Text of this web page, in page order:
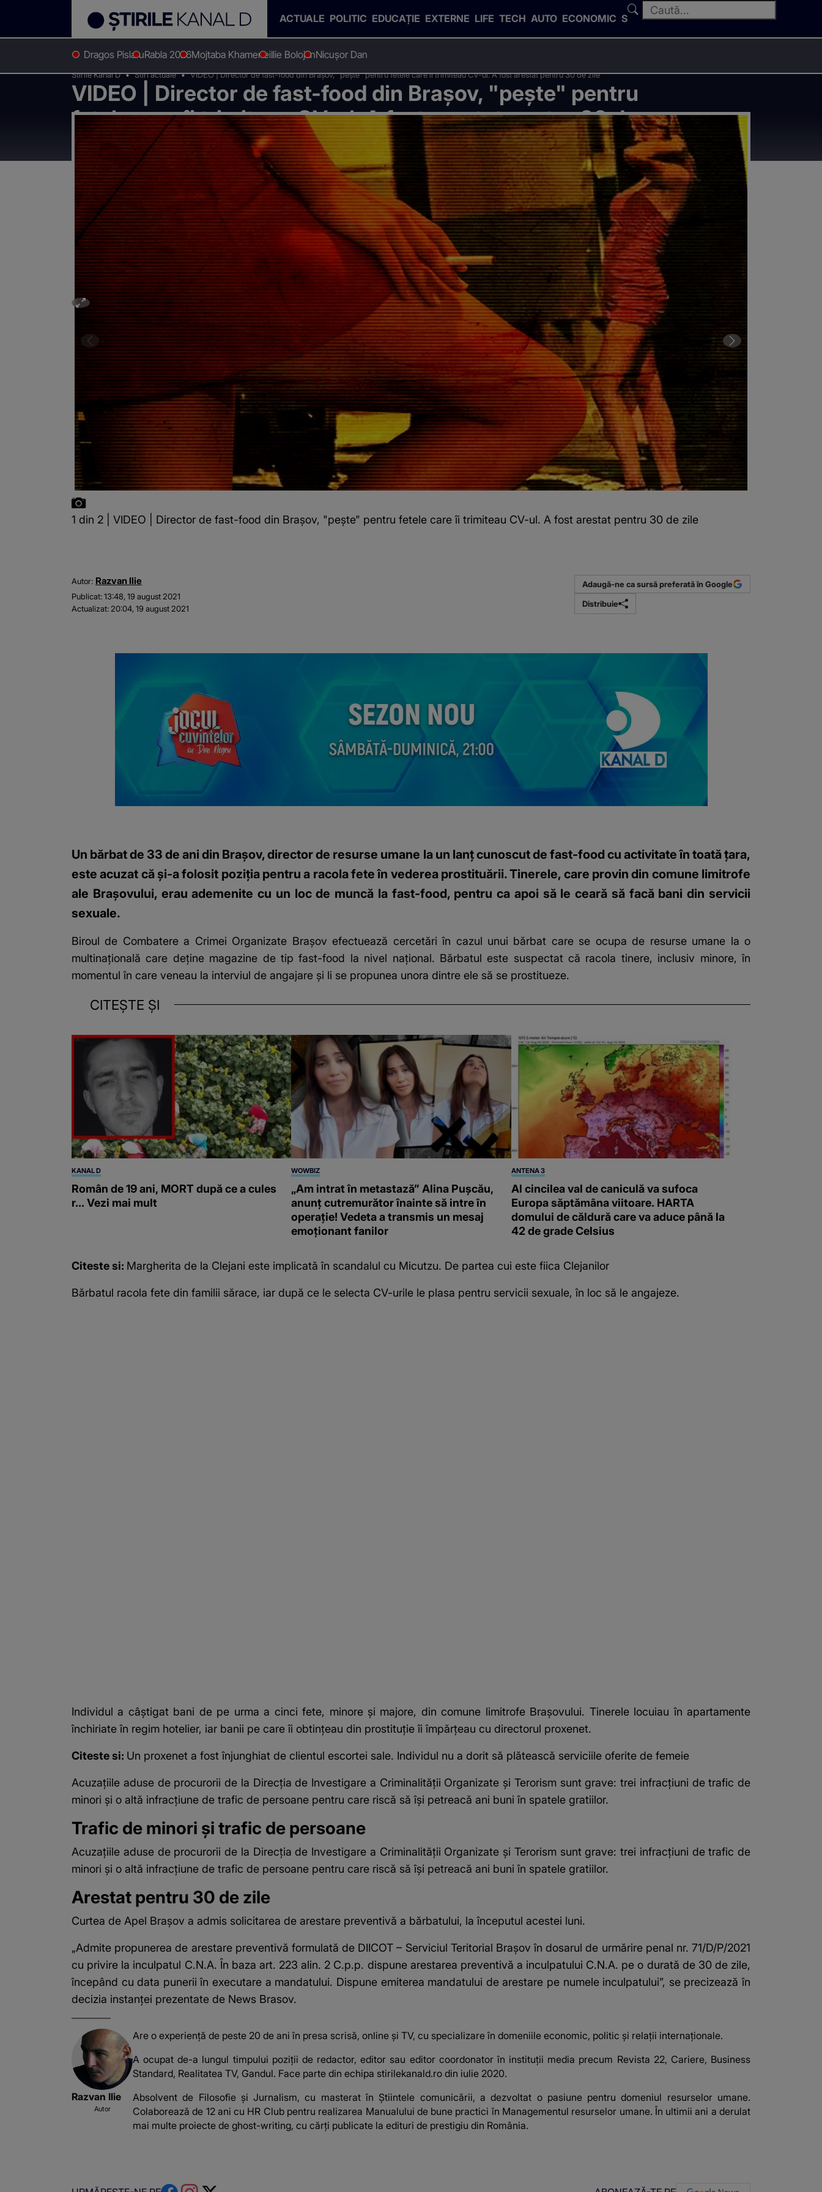
ACTUALE POLITIC EDUCAȚIE EXTERNE LIFE TECH AUTO ECONOMIC SPORT
Dragos PislaruRabla 2026Mojtaba KhameneiIlie BolojanNicușor Dan
Stirile Kanal D Stiri actuale VIDEO | Director de fast-food din Brașov, "pește" pentru fetele care îi trimiteau CV-ul. A fost arestat pentru 30 de zile
VIDEO | Director de fast-food din Brașov, "pește" pentru
fetele care îi trimiteau CV-ul. A fost arestat pentru 30 de
zile
1 din 2 | VIDEO | Director de fast-food din Brașov, "pește" pentru fetele care îi trimiteau CV-ul. A fost arestat pentru 30 de zile
Autor: Razvan Ilie
Publicat:13:48, 19 august 2021
Actualizat:20:04, 19 august 2021
Adaugă-ne ca sursă preferată în Google
Distribuie
Un bărbat de 33 de ani din Brașov, director de resurse umane la un lanț cunoscut de fast-food cu activitate în toată țara,
este acuzat că și-a folosit poziția pentru a racola fete în vederea prostituării. Tinerele, care provin din comune limitrofe
ale Brașovului, erau ademenite cu un loc de muncă la fast-food, pentru ca apoi să le ceară să facă bani din servicii
sexuale.
Biroul de Combatere a Crimei Organizate Brașov efectuează cercetări în cazul unui bărbat care se ocupa de resurse umane la o
multinațională care deține magazine de tip fast-food la nivel național. Bărbatul este suspectat că racola tinere, inclusiv minore, în
momentul în care veneau la interviul de angajare și li se propunea unora dintre ele să se prostitueze.
CITEȘTE ȘI
KANAL D
Român de 19 ani, MORT după ce a cules
r... Vezi mai mult
WOWBIZ
„Am intrat în metastază” Alina Pușcău,
anunț cutremurător înainte să intre în
operație! Vedeta a transmis un mesaj
emoționant fanilor
ANTENA 3
Al cincilea val de caniculă va sufoca
Europa săptămâna viitoare. HARTA
domului de căldură care va aduce până la
42 de grade Celsius
Citeste si: Margherita de la Clejani este implicată în scandalul cu Micutzu. De partea cui este fiica Clejanilor
Bărbatul racola fete din familii sărace, iar după ce le selecta CV-urile le plasa pentru servicii sexuale, în loc să le angajeze.
Individul a câștigat bani de pe urma a cinci fete, minore și majore, din comune limitrofe Brașovului. Tinerele locuiau în apartamente
închiriate în regim hotelier, iar banii pe care îi obtințeau din prostituție îi împărțeau cu directorul proxenet.
Citeste si: Un proxenet a fost înjunghiat de clientul escortei sale. Individul nu a dorit să plătească serviciile oferite de femeie
Acuzaţiile aduse de procurorii de la Direcţia de Investigare a Criminalităţii Organizate şi Terorism sunt grave: trei infracţiuni de trafic de
minori şi o altă infracţiune de trafic de persoane pentru care riscă să îşi petreacă ani buni în spatele gratiilor.
Trafic de minori și trafic de persoane
Acuzaţiile aduse de procurorii de la Direcţia de Investigare a Criminalităţii Organizate şi Terorism sunt grave: trei infracţiuni de trafic de
minori şi o altă infracţiune de trafic de persoane pentru care riscă să îşi petreacă ani buni în spatele gratiilor.
Arestat pentru 30 de zile
Curtea de Apel Brașov a admis solicitarea de arestare preventivă a bărbatului, la începutul acestei luni.
„Admite propunerea de arestare preventivă formulată de DIICOT – Serviciul Teritorial Braşov în dosarul de urmărire penal nr. 71/D/P/2021
cu privire la inculpatul C.N.A. În baza art. 223 alin. 2 C.p.p. dispune arestarea preventivă a inculpatului C.N.A. pe o durată de 30 de zile,
începând cu data punerii în executare a mandatului. Dispune emiterea mandatului de arestare pe numele inculpatului”, se precizează în
decizia instanței prezentate de News Brasov.
Razvan Ilie
Autor
Are o experiență de peste 20 de ani în presa scrisă, online și TV, cu specializare în domeniile economic, politic și relații internaționale.
A ocupat de-a lungul timpului poziții de redactor, editor sau editor coordonator în instituții media precum Revista 22, Cariere, Business
Standard, Realitatea TV, Gandul. Face parte din echipa stirilekanald.ro din iulie 2020.
Absolvent de Filosofie și Jurnalism, cu masterat în Știintele comunicării, a dezvoltat o pasiune pentru domeniul resurselor umane.
Colaborează de 12 ani cu HR Club pentru realizarea Manualului de bune practici în Managementul resurselor umane. În ultimii ani a derulat
mai multe proiecte de ghost-writing, cu cărți publicate la edituri de prestigiu din România.